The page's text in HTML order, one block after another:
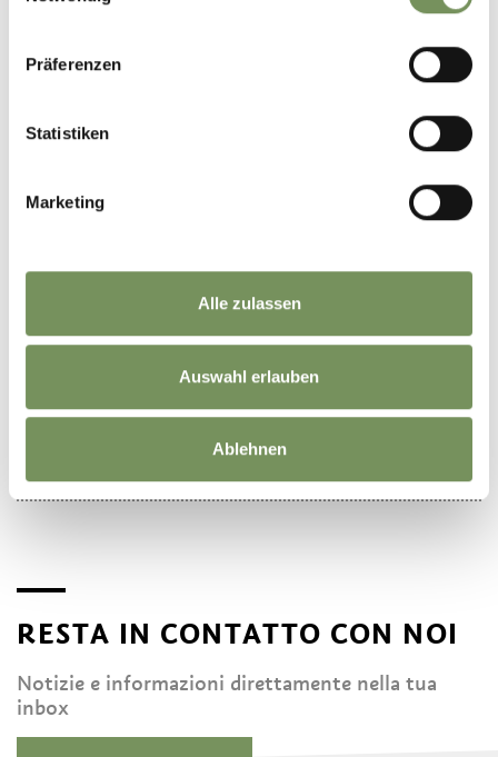
Präferenzen
Statistiken
Marketing
Alle zulassen
Auswahl erlauben
Ablehnen
preriscaldato a 180°C fino a quando non saranno di un bel
IL CONTENUTO VI È STATO UTILE? NO
Condividi le storie sul tuo profilo e fai sapere ai tuoi amici quello che ti ha
RESTA IN CONTATTO CON NOI
Notizie e informazioni direttamente nella tua
inbox